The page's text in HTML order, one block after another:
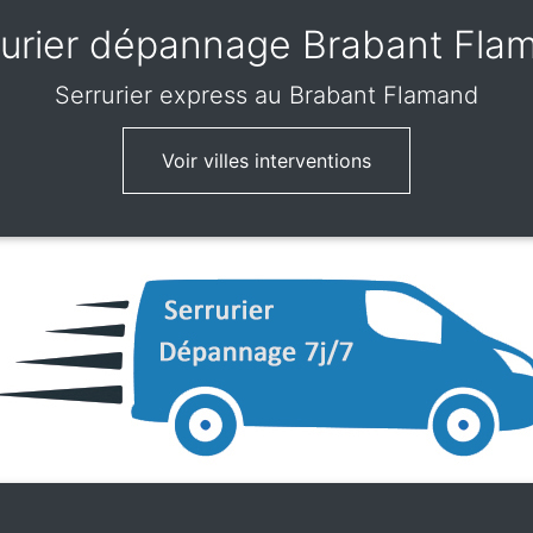
dépannage Brabant
Serrurier express au Brabant Flamand
Voir villes interventions